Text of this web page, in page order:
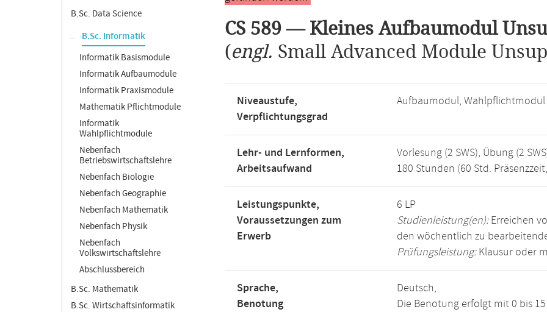
B.Sc. Data Science
B.Sc. Informatik
Informatik Basismodule
Informatik Aufbaumodule
Informatik Praxismodule
Mathematik Pflichtmodule
Informatik
Wahlpflichtmodule
Nebenfach
Betriebswirtschaftslehre
Nebenfach Biologie
Nebenfach Geographie
Nebenfach Mathematik
Nebenfach Physik
Nebenfach
Volkswirtschaftslehre
Abschlussbereich
B.Sc. Mathematik
B.Sc. Wirtschaftsinformatik
CS 589 — Kleines Aufbaumodul
(engl. Small Advanced Module
Niveaustufe,
Verpflichtungsgrad
Aufbaumodul, Wahlpflichtmodul
Lehr- und Lernformen,
Arbeitsaufwand
Vorlesung (2 SWS), Übung (2
180 Stunden (60 Std.
Leistungspunkte,
Voraussetzungen zum
Erwerb
6 LP
Studienleistung(en):Erreichen
den wöchentlich zu
Prüfungsleistung:Klausur oder
Sprache,
Benotung
Deutsch,
Die Benotung erfolgt mit 0 bis